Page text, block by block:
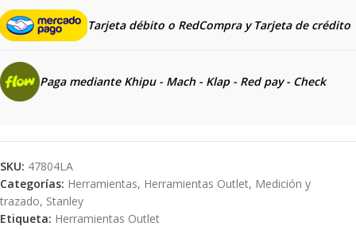
Tarjeta débito o RedCompra y Tarjeta de crédito
Paga mediante Khipu - Mach - Klap - Red pay - Check
SKU: 47804LA
Categorías: Herramientas, Herramientas Outlet, Medición y
trazado, Stanley
Etiqueta: Herramientas Outlet